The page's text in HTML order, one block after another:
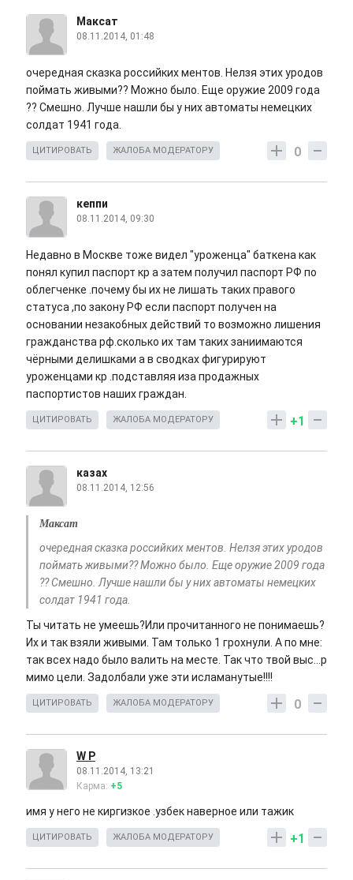
Максат
08.11.2014, 01:48
очередная сказка российких ментов. Нелзя этих уродов
поймать живыми?? Можно было. Еще оружие 2009 года
?? Смешно. Лучше нашли бы у них автоматы немецких
солдат 1941 года.
0
ЦИТИРОВАТЬ ЖАЛОБА МОДЕРАТОРУ
кеппи
08.11.2014, 09:30
Недавно в Москве тоже видел "уроженца" баткена как
понял купил паспорт кр а затем получил паспорт РФ по
облегченке .почему бы их не лишать таких правого
статуса ,по закону РФ если паспорт получен на
основании незако6ных действий то возможно лишения
гражданства рф.сколько их там таких заниимаются
чёрными делишками а в сводках фигурируют
уроженцами кр .подставляя иза продажных
паспортистов наших граждан.
+1
ЦИТИРОВАТЬ ЖАЛОБА МОДЕРАТОРУ
казах
08.11.2014, 12:56
Максат
очередная сказка российких ментов. Нелзя этих уродов
поймать живыми?? Можно было. Еще оружие 2009 года
?? Смешно. Лучше нашли бы у них автоматы немецких
солдат 1941 года.
Ты читать не умеешь?Или прочитанного не понимаешь?
Их и так взяли живыми. Там только 1 грохнули. А по мне:
так всех надо было валить на месте. Так что твой выс...р
мимо цели. Задолбали уже эти исламанутые!!!!
0
ЦИТИРОВАТЬ ЖАЛОБА МОДЕРАТОРУ
W P
08.11.2014, 13:21
Карма: +5
имя у него не киргизкое .узбек наверное или тажик
+1
ЦИТИРОВАТЬ ЖАЛОБА МОДЕРАТОРУ